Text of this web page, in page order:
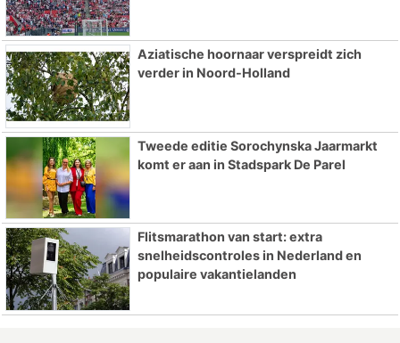
Aziatische hoornaar verspreidt zich
verder in Noord-Holland
Tweede editie Sorochynska Jaarmarkt
komt er aan in Stadspark De Parel
Flitsmarathon van start: extra
snelheidscontroles in Nederland en
populaire vakantielanden